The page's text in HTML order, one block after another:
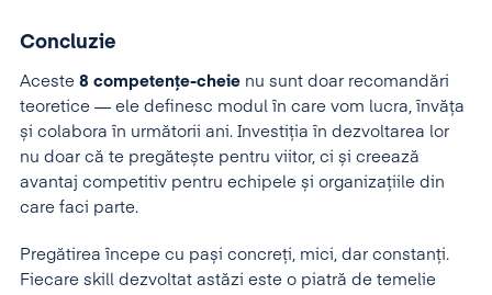
Concluzie
Aceste 8 competențe-cheie nu sunt doar recomandări
teoretice — ele definesc modul în care vom lucra, învăța
și colabora în următorii ani. Investiția în dezvoltarea lor
nu doar că te pregătește pentru viitor, ci și creează
avantaj competitiv pentru echipele și organizațiile din
care faci parte.
Pregătirea începe cu pași concreți, mici, dar constanți.
Fiecare skill dezvoltat astăzi este o piatră de temelie